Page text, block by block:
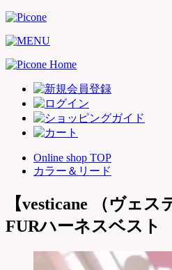
Online shop TOP
カラー＆リード
【vesticane （ヴェス
FURハーネスベスト